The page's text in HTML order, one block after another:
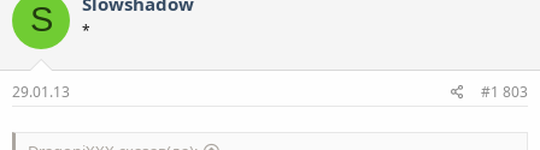
S *
29.01.13 #1 803